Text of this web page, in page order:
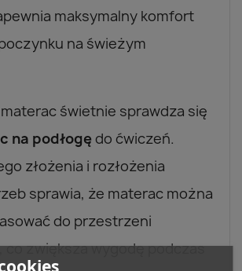
maksymalny komfort
na świeżym
świetnie sprawdza się
na podłogę do ćwiczeń.
złożenia i rozłożenia
sprawia, że materac można
do przestrzeni
zwiększa wygodę podczas